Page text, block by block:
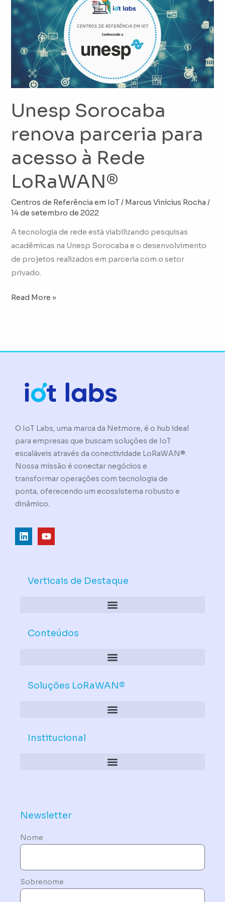
Unesp Sorocaba
renova parceria para
acesso à Rede
LoRaWAN®
Centros de Referência em IoT/ Marcus Vinícius Rocha/
14 de setembro de 2022
A tecnologia de rede está viabilizando pesquisas
acadêmicas na Unesp Sorocaba e o desenvolvimento
de projetos realizados em parceria com o setor
privado.
renova
parceria
para
acesso
Rede
Read More »
O IoT Labs, uma marca da Netmore, é o hub ideal
para empresas que buscam soluções de IoT
escaláveis através da conectividade LoRaWAN®.
Nossa missão é conectar negócios e
transformar operações com tecnologia de
ponta, oferecendo um ecossistema robusto e
dinâmico.
L
i
d
Y
o
b
Verticais de Destaque
Conteúdos
Soluções LoRaWAN®
Institucional
Newsletter
Nome
Sobrenome